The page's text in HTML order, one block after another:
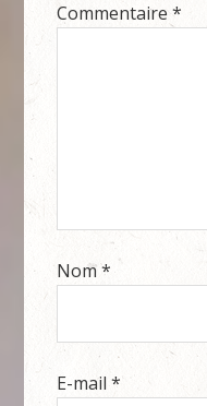
Commentaire*
Nom*
E-mail*